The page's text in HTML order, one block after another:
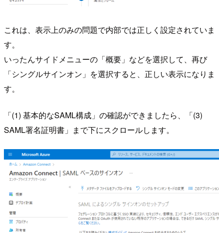
これは、表示上のみの問題で内部では正しく設定されていま
す。
いったんサイドメニューの「概要」などを選択して、再び
「シングルサインオン」を選択すると、正しい表示になりま
す。
「(1) 基本的なSAML構成」の確認ができましたら、「(3)
SAML署名証明書」まで下にスクロールします。